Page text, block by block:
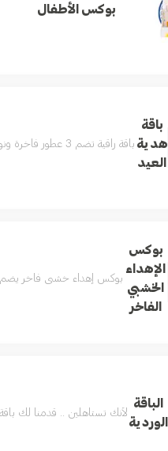
بوكس الأطفال
باقة
هدية
العيد
باقة راقية تضم 3 عطور فاخرة ونوعين من العود بروائح جذابة ومتنوعة تناسب الجنسين وجميع المناسبات داخل بوكس فاخر وأنيق للإهداء تعكس الذوق الرفيع والفخامة يتم اختيار العطور والعود من الأنواع المتوفرة في المتجر وقد تختلف حسب المخزون
بوكس
الإهداء
الخشبي
الفاخر
بوكس إهداء خشبي فاخر يضم
الباقة
الوردية
لأنك تستاهلين .. قدمنا لك